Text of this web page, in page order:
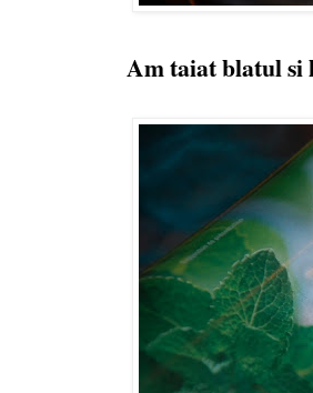
Am taiat blatul si